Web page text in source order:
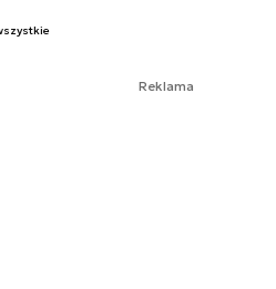
Reklama